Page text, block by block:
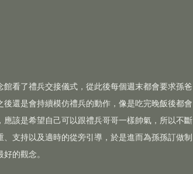
看了禮兵交接儀式，從此後每個週末都會要求孫爸
還是會持續模仿禮兵的動作，像是吃完晚飯後都會
該是希望自己可以跟禮兵哥哥一樣帥氣，所以不斷
支持以及適時的從旁引導，於是進而為孫孫訂做制
的觀念。